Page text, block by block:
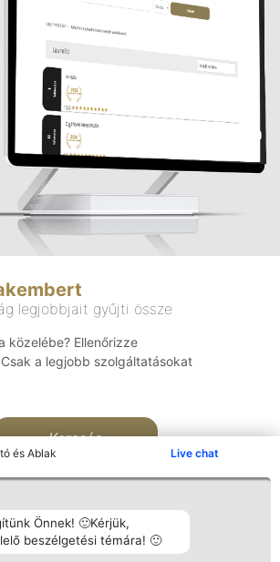
és Ablak Live chat
Önnek! 🙂Kérjük,
beszélgetési témára! 🙂
legjobbjait gyűjti össze
közelébe? Ellenőrizze
a legjobb szolgáltatásokat
Keresés